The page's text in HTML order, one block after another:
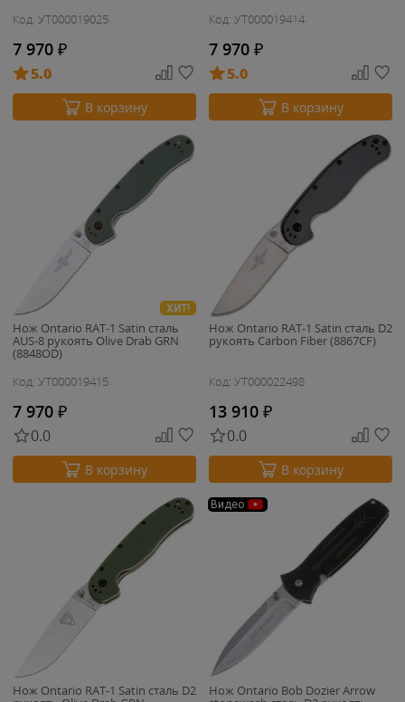
Код: УТ000019025
7 970 ₽
5.0
В корзину
Код: УТ000019414
7 970 ₽
5.0
В корзину
ХИТ!
Нож Ontario RAT-1 Satin сталь
AUS-8 рукоять Olive Drab GRN
(8848OD)
Код: УТ000019415
7 970 ₽
0.0
В корзину
Нож Ontario RAT-1 Satin сталь D2
рукоять Carbon Fiber (8867CF)
Код: УТ000022498
13 910 ₽
0.0
В корзину
Нож Ontario RAT-1 Satin сталь D2
Видео
Нож Ontario Bob Dozier Arrow